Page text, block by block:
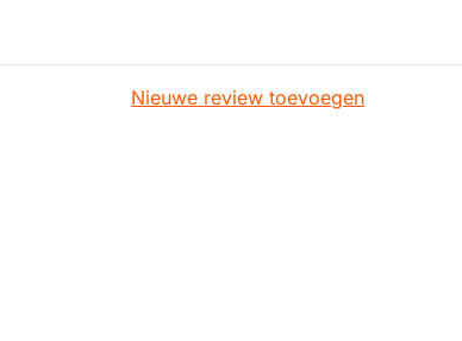
Nieuwe review toevoegen